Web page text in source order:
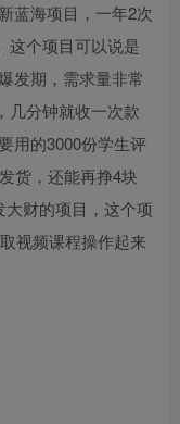
蓝海项目，一年2次
这个项目可以说是
发期，需求量非常
几分钟就收一次款
用的3000份学生评
货，还能再挣4块
财的项目，这个项
视频课程操作起来